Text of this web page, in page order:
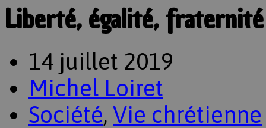
Liberté, égalité, fraternité
14 juillet 2019
Michel Loiret
Société, Vie chrétienne